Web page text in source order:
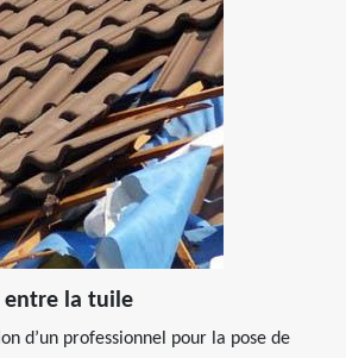
entre la tuile
d’un professionnel pour la pose de